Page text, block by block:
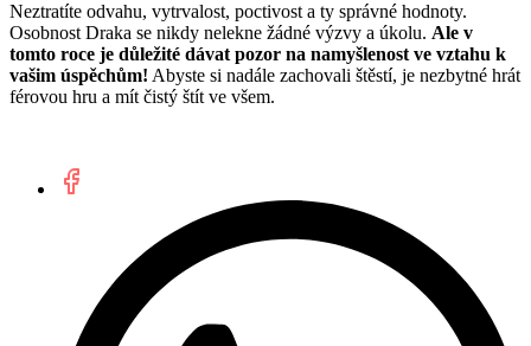
Neztratíte odvahu, vytrvalost, poctivost a ty správné hodnoty.
Osobnost Draka se nikdy nelekne žádné výzvy a úkolu. Ale v
tomto roce je důležité dávat pozor na namyšlenost ve vztahu k
vašim úspěchům! Abyste si nadále zachovali štěstí, je nezbytné hrát
férovou hru a mít čistý štít ve všem.